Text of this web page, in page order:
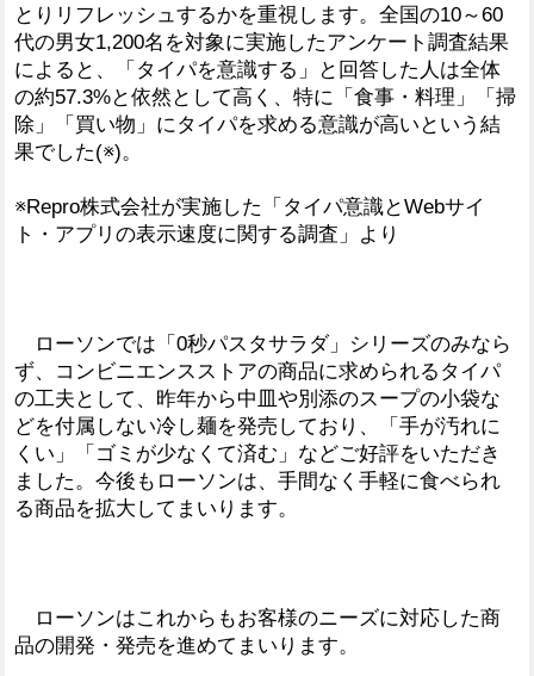
とりリフレッシュするかを重視します。全国の10～60
代の男女1,200名を対象に実施したアンケート調査結果
によると、「タイパを意識する」と回答した人は全体
の約57.3%と依然として高く、特に「食事・料理」「掃
除」「買い物」にタイパを求める意識が高いという結
果でした(※)。
※Repro株式会社が実施した「タイパ意識とWebサイ
ト・アプリの表示速度に関する調査」より
ローソンでは「0秒パスタサラダ」シリーズのみなら
ず、コンビニエンスストアの商品に求められるタイパ
の工夫として、昨年から中皿や別添のスープの小袋な
どを付属しない冷し麺を発売しており、「手が汚れに
くい」「ゴミが少なくて済む」などご好評をいただき
ました。今後もローソンは、手間なく手軽に食べられ
る商品を拡大してまいります。
ローソンはこれからもお客様のニーズに対応した商
品の開発・発売を進めてまいります。